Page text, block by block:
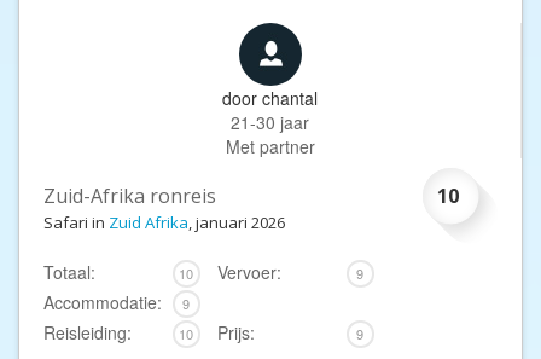
door chantal
21-30 jaar
Met partner
10
Zuid-Afrika ronreis
Safari in Zuid Afrika, januari 2026
Totaal: 10 Vervoer: 9
Accommodatie: 9
Reisleiding: 10 Prijs: 9